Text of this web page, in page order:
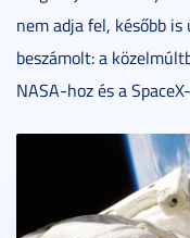
nem adja fel, később
beszámolt: a
NASA-hoz és a